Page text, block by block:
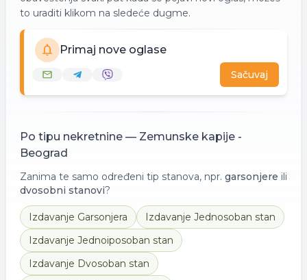
to uraditi klikom na sledeće dugme.
Primaj nove oglase
Sačuvaj
Po tipu nekretnine — Zemunske kapije -
Beograd
Zanima te samo određeni tip stanova, npr. garsonjere ili
dvosobni stanovi?
Izdavanje Garsonjera Izdavanje Jednosoban stan
Izdavanje Jednoiposoban stan
Izdavanje Dvosoban stan